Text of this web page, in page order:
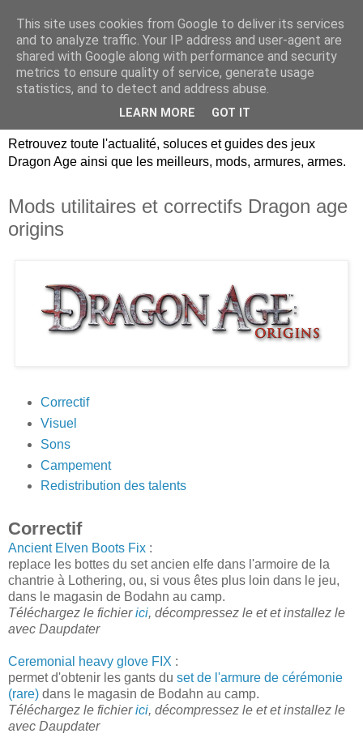
Dragon Age Univers :
Guides, soluces, infos sur
les jeux Dragon Age.
Retrouvez toute l'actualité, soluces et guides des jeux
Dragon Age ainsi que les meilleurs, mods, armures, armes.
Mods utilitaires et correctifs Dragon age
origins
Correctif
Visuel
Sons
Campement
Redistribution des talents
Correctif
Ancient Elven Boots Fix :
replace les bottes du set ancien elfe dans l'armoire de la
chantrie à Lothering, ou, si vous êtes plus loin dans le jeu,
dans le magasin de Bodahn au camp.
Téléchargez le fichierici, décompressez le et et installez le
avec Daupdater
Ceremonial heavy glove FIX :
permet d'obtenir les gants du set de l'armure de cérémonie
(rare) dans le magasin de Bodahn au camp.
Téléchargez le fichierici, décompressez le et et installez le
avec Daupdater
This site uses cookies from Google to deliver its services
and to analyze traffic. Your IP address and user-agent are
shared with Google along with performance and security
metrics to ensure quality of service, generate usage
statistics, and to detect and address abuse.
LEARN MORE GOT IT